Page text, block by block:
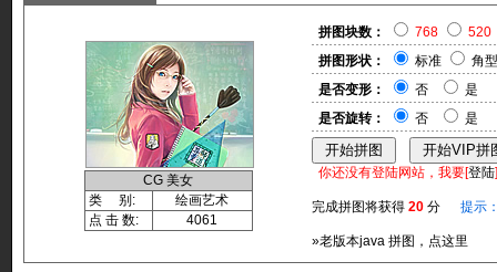
CG 美女
类 别:
绘画艺术
点 击 数:
4061
拼图块数： 768
520
拼图形状：
标准
角型
是否变形：
否
是
是否旋转：
否 是
你还没有登陆网站，我要[登陆
完成拼图将获得 20 分 提示
»老版本java 拼图，点这里